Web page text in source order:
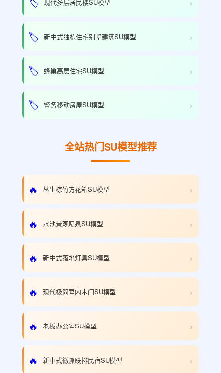
现代多层居民楼SU模型
🏷️ 新中式独栋住宅别墅建筑SU模型 ›
🏷️ 蜂巢高层住宅SU模型 ›
🏷️ 警务移动房屋SU模型 ›
全站热门SU模型推荐
🔥 丛生棕竹方花箱SU模型 ›
🔥 水池景观喷泉SU模型 ›
🔥 新中式落地灯具SU模型 ›
🔥 现代极简室内木门SU模型 ›
🔥 老板办公室SU模型 ›
🔥 新中式徽派联排民宿SU模型 ›